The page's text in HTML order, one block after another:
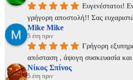
Ευγενέστατοι!
γρήγορη αποστολή!! Σας
Mike Mike
5 έτη πριν
Γρήγορη
απόσταση , άψογη συσκευασία και
Νίκος Σπίνος
5 έτη πριν